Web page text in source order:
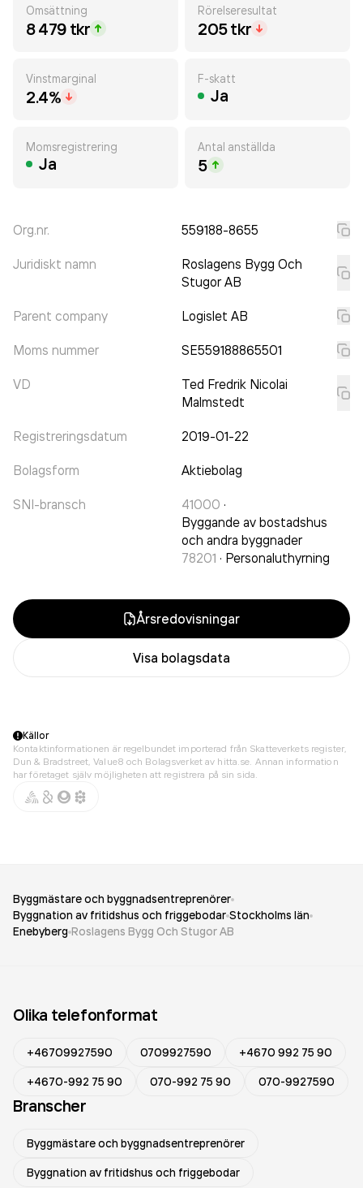
Omsättning
8 479 tkr
Rörelseresultat
205 tkr
Vinstmarginal
2.4%
F-skatt
Ja
Momsregistrering
Ja
Antal anställda
5
Org.nr. 559188-8655
Juridiskt namn
Roslagens Bygg Och
Stugor AB
Parent company Logislet AB
Moms nummer SE559188865501
VD
Ted Fredrik Nicolai
Malmstedt
Registreringsdatum 2019-01-22
Bolagsform Aktiebolag
SNI-bransch 41000 ·
Byggande av bostadshus
och andra byggnader
78201 · Personaluthyrning
Årsredovisningar
Visa bolagsdata
Källor
Kontaktinformationen är regelbundet importerad från Skatteverkets register,
Dun & Bradstreet, Value8 och Bolagsverket av hitta.se. Annan information
har företaget själv möjligheten att registrera på sin sida.
Byggmästare och byggnadsentreprenörer
Byggnation av fritidshus och friggebodar Stockholms län
Enebyberg Roslagens Bygg Och Stugor AB
Olika telefonformat
+46709927590 0709927590
+4670 992 75 90
+4670-992 75 90
070-992 75 90 070-9927590
Branscher
Byggmästare och byggnadsentreprenörer
Byggnation av fritidshus och friggebodar